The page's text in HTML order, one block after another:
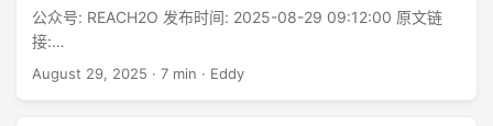
公众号: REACH2O 发布时间: 2025-08-29 09:12:00 原文链
接:
https://mp.weixin.qq.com/s/fvPvSTAGRS1hP89FApk3uQ
August 29, 2025 · 7 min · Eddy